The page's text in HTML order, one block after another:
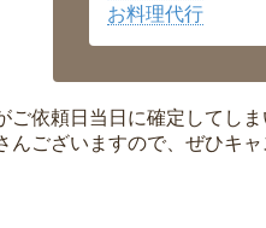
お料理代行
ご依頼日当日に確定してし
んございますので、ぜひキ